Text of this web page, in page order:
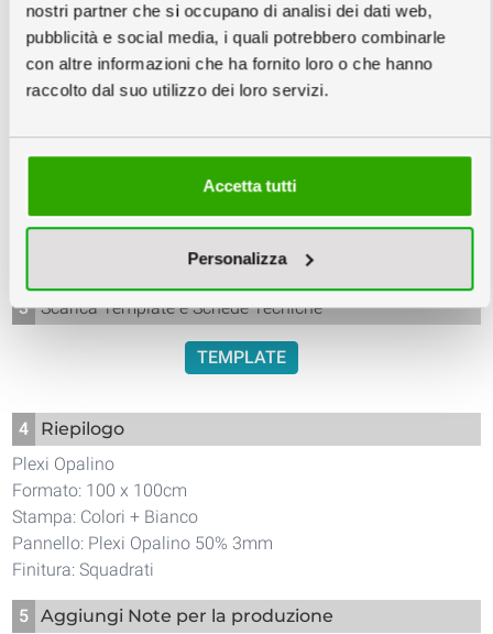
nostri partner che si occupano di analisi dei dati web,
pubblicità e social media, i quali potrebbero combinarle
con altre informazioni che ha fornito loro o che hanno
raccolto dal suo utilizzo dei loro servizi.
Accetta tutti
Personalizza
Mercoledì
09
131,50 €
Venerdì
11
117,40 €
117,40 €/cad
Martedì
111,50 €
3 Scarica Template e Schede Tecniche
TEMPLATE
4
Riepilogo
Plexi Opalino
Formato: 100 x 100cm
Stampa: Colori + Bianco
Pannello: Plexi Opalino 50% 3mm
Finitura: Squadrati
5 Aggiungi Note per la produzione